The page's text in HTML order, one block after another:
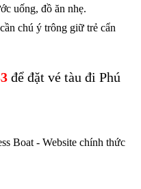
uống, đồ ăn nhẹ.
chú ý trông giữ trẻ cẩn
để đặt vé tàu đi Phú